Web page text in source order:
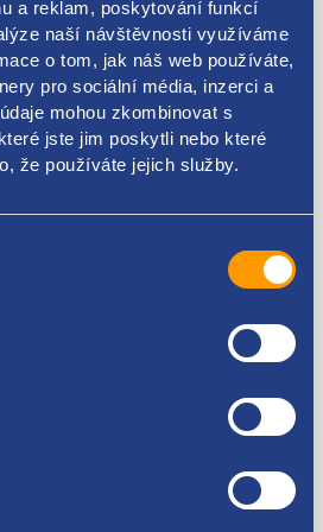
a reklam, poskytování funkcí
naší návštěvnosti využíváme
o tom, jak náš web používáte,
pro sociální média, inzerci a
mohou zkombinovat s
jste jim poskytli nebo které
že používáte jejich služby.
1.6 16V - K4M
1.4 16V - K4J
1.4 16V - K4J